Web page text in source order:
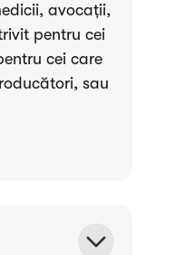
avocații,
pentru cei
cei care
sau